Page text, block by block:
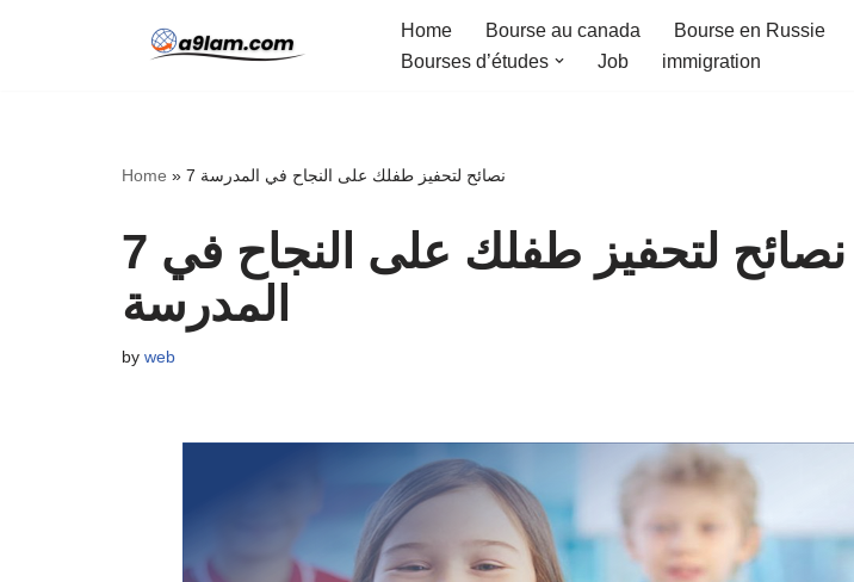
Home Bourse au canada Bourse en Russie
Bourses d’études
Job immigration
Home » 7 نصائح لتحفيز طفلك على النجاح في المدرسة
7 نصائح لتحفيز طفلك على النجاح في
المدرسة
by web